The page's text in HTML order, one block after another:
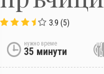
3.9 (5)
нужно време
35 минути